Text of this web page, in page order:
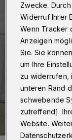
Zwecke.
Widerruf Ihrer
Wenn Tracker
Anzeigen
Sie. Sie
um Ihre
zu widerrufen,
unteren Rand
schwebende
zutreffend].
Website.